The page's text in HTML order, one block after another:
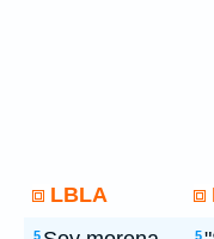
LBLA
5 5